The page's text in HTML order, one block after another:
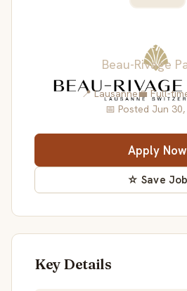
(H/F)
Beau-Rivage
📍 Lausanne💼 Full-
📅 Posted Jun
Apply Now
☆ Save Job
Key Details